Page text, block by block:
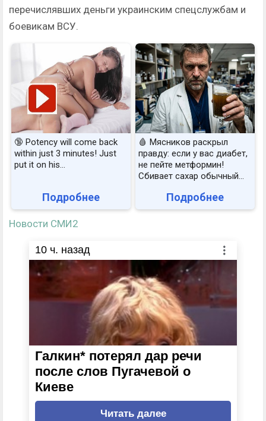
перечислявших деньги украинским спецслужбам и
боевикам ВСУ.
🔞 Potency will come back
within just 3 minutes! Just
put it on his…
Подробнее
🩸 Мясников раскрыл
правду: если у вас диабет,
не пейте метформин!
Сбивает сахар обычный...
Подробнее
Новости СМИ2
10 ч. назад
Галкин* потерял дар речи
после слов Пугачевой о
Киеве
Читать далее